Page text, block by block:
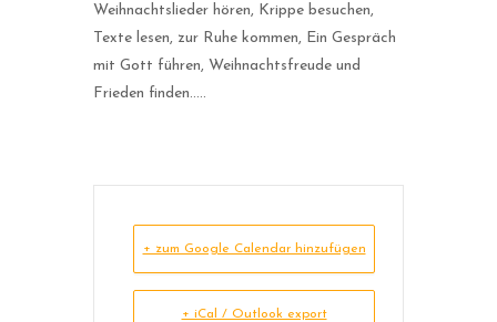
Weihnachtslieder hören, Krippe besuchen,
Texte lesen, zur Ruhe kommen, Ein Gespräch
mit Gott führen, Weihnachtsfreude und
Frieden finden…..
+ zum Google Calendar hinzufügen
+ iCal / Outlook export